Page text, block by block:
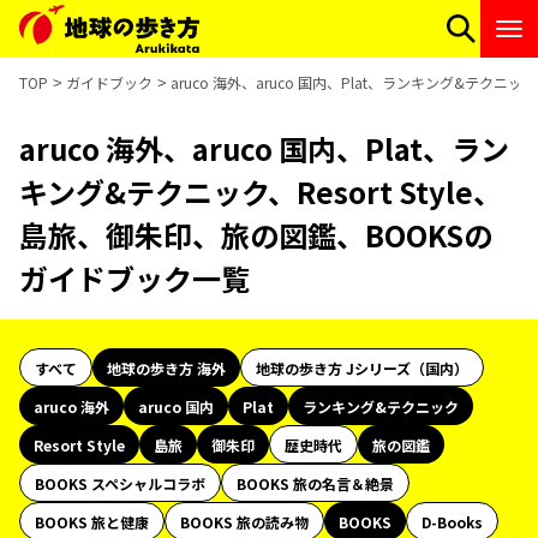
TOP ガイドブック aruco 海外、aruco 国内、Plat、ランキング&テクニッ
aruco 海外、aruco 国内、Plat、ラン
キング&テクニック、Resort Style、
島旅、御朱印、旅の図鑑、BOOKSの
ガイドブック一覧
すべて 地球の歩き方 海外
地球の歩き方 Jシリーズ（国内）
aruco 海外
aruco 国内 Plat
ランキング&テクニック
Resort Style
島旅 御朱印 歴史時代
旅の図鑑
BOOKS スペシャルコラボ
BOOKS 旅の名言＆絶景
BOOKS 旅と健康
BOOKS 旅の読み物 BOOKS
D-Books